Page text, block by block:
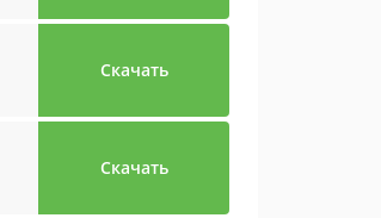
Скачать
Скачать